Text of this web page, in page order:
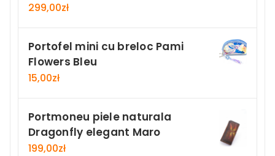
299,00zł
Portofel mini cu breloc Pami
Flowers Bleu
15,00zł
Portmoneu piele naturala
Dragonfly elegant Maro
199,00zł